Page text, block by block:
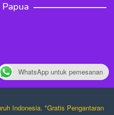
Indonesia. *Gratis Pengantaran
WhatsApp untuk pemesanan